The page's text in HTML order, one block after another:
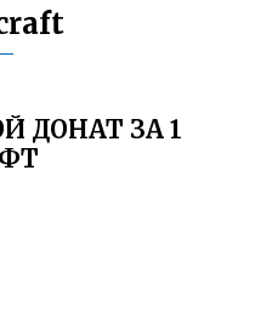
ДОНАТ ЗА 1